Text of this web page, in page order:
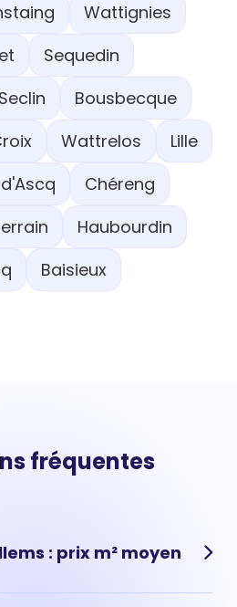
Wattignies
Sequedin
Bousbecque
Wattrelos
Lille
Chéreng
Haubourdin
Baisieux
fréquentes
: prix m² moyen